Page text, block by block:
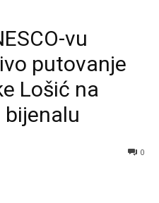
vu
putovanje
Lošić na
0